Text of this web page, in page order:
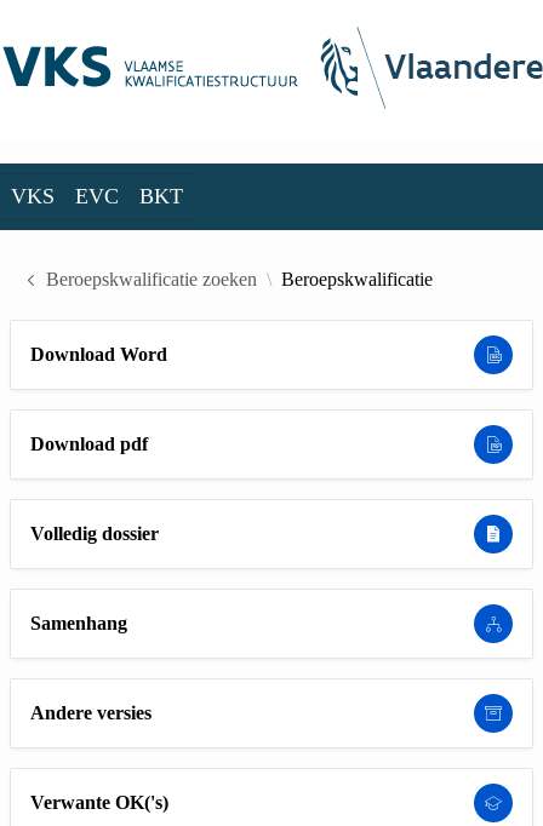
VKS EVC BKT
Beroepskwalificatie zoeken Beroepskwalificatie
Download Word
Download pdf
Volledig dossier
Samenhang
Andere versies
Verwante OK('s)